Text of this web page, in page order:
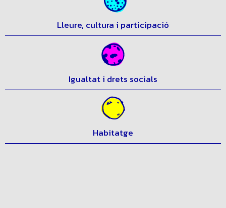
Lleure, cultura i participació
Igualtat i drets socials
Habitatge